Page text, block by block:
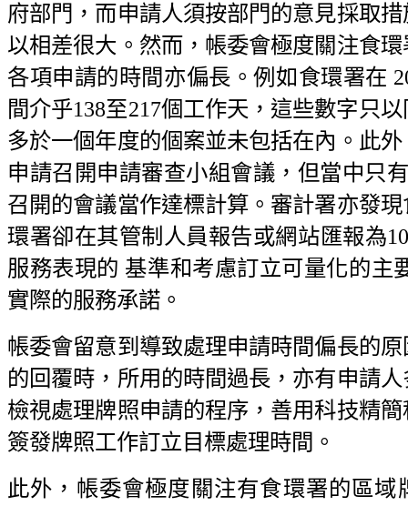
府部門，而申請人須按部門的意見採取
以相差很大。然而，帳委會極度關注食
各項申請的時間亦偏長。例如食環署在
間介乎138至217個工作天，這些數字只
多於一個年度的個案並未包括在內。此
申請召開申請審查小組會議，但當中只
召開的會議當作達標計算。審計署亦發
環署卻在其管制人員報告或網站匯報為
服務表現的 基準和考慮訂立可量化的主
實際的服務承諾。
帳委會留意到導致處理申請時間偏長的
的回覆時，所用的時間過長，亦有申請
檢視處理牌照申請的程序，善用科技精
簽發牌照工作訂立目標處理時間。
此外，帳委會極度關注有食環署的區